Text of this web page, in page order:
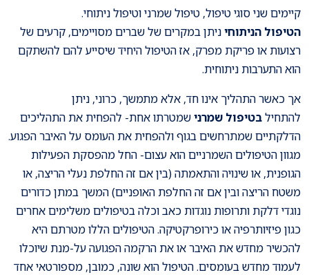
קיימים שני סוגי טיפול, טיפול שמרני וטיפול ניתוחי.
הטיפול הניתוחיניתן במקרים של שברים מסויימים, קרעים של
רצועות או פריקת מפרק, אז הטיפול היחיד שיסייע להם להשתקם
הוא התערבות ניתוחית.
אך כאשר התהליך אינו חד, אלא מתמשך, כרוני, ניתן
להתחילבטיפול שמרנישמטרתו אחת- להפחית את התהליכים
הדלקתיים שמתרחשים בגוף ולהפחית את העומס על האיבר הפגוע.
מגוון הטיפולים השמרניים הוא עצום- החל מהפסקת הפעילות
הגופנית, או שינויה והתאמתה (בין אם זה החלפת נעלי הריצה, או
משטח הריצה ובין אם זה החלפת האופניים) המשך במתן כדורים
נוגדי דלקת ותרופות נוגדות כאב וכלה בטיפולים משלימים אחרים
כגון פיזיותרפיה או כירופרקטיקה. הטיפולים הללו מטרתם היא
להכשיר מחדש את האיבר או את הרקמה הפגועה על-מנת שיוכלו
לעמוד מחדש בעומסים. הטיפול הוא שונה, כמובן, מספורטאי אחד